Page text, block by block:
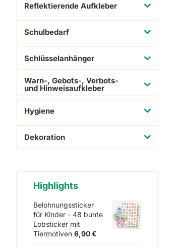
Reflektierende Aufkleber
Schulbedarf
Schlüsselanhänger
Warn-, Gebots-, Verbots-
und Hinweisaufkleber
Hygiene
Dekoration
Highlights
Belohnungssticker
für Kinder - 48 bunte
Lobsticker mit
Tiermotiven 6,90€